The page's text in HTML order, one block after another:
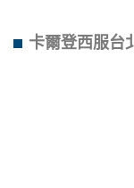
卡爾登西服台